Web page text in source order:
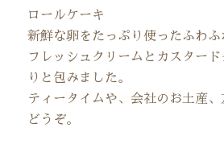
ロールケーキ
新鮮な卵をたっぷり使ったふわ
フレッシュクリームとカスター
りと包みました。
ティータイムや、会社のお土産
どうぞ。